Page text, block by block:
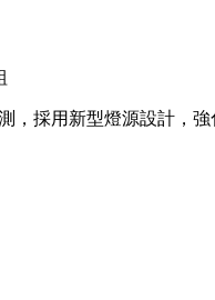
，採用新型燈源設計，